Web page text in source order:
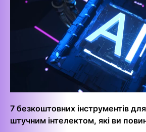
7 безкоштовних інструментів
штучним інтелектом, які ви